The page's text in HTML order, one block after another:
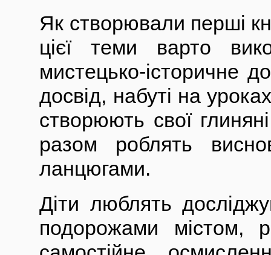
Як створювали перші
цієї теми варто
мистецько-історичне
досвід, набуті на
створюють свої
разом роблять
ланцюгами.
Діти люблять
подорожами містом,